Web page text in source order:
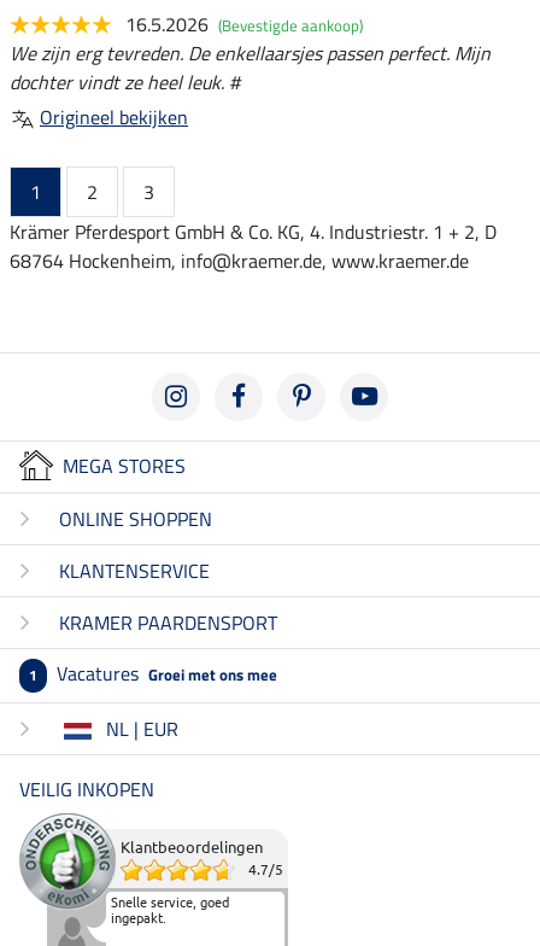
16.5.2026 (Bevestigde aankoop)
We zijn erg tevreden. De enkellaarsjes passen perfect. Mijn
dochter vindt ze heel leuk. #
Origineel bekijken
1 2
3
Krämer Pferdesport GmbH & Co. KG, 4. Industriestr. 1 + 2, D
68764 Hockenheim, info@kraemer.de, www.kraemer.de
MEGA STORES
ONLINE SHOPPEN
KLANTENSERVICE
KRAMER PAARDENSPORT
1 Vacatures Groei met ons mee
NL | EUR
VEILIG INKOPEN
Klantbeoordelingen
4.7/5
Snelle service, goed
ingepakt.